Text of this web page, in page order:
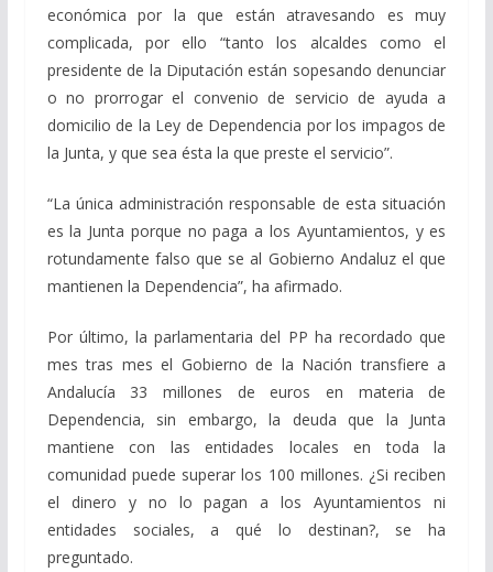
económica por la que están atravesando es muy
complicada, por ello “tanto los alcaldes como el
presidente de la Diputación están sopesando denunciar
o no prorrogar el convenio de servicio de ayuda a
domicilio de la Ley de Dependencia por los impagos de
la Junta, y que sea ésta la que preste el servicio”.
“La única administración responsable de esta situación
es la Junta porque no paga a los Ayuntamientos, y es
rotundamente falso que se al Gobierno Andaluz el que
mantienen la Dependencia”, ha afirmado.
Por último, la parlamentaria del PP ha recordado que
mes tras mes el Gobierno de la Nación transfiere a
Andalucía 33 millones de euros en materia de
Dependencia, sin embargo, la deuda que la Junta
mantiene con las entidades locales en toda la
comunidad puede superar los 100 millones. ¿Si reciben
el dinero y no lo pagan a los Ayuntamientos ni
entidades sociales, a qué lo destinan?, se ha
preguntado.